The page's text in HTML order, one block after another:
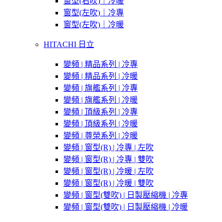
窗型(左吹)｜冷專
窗型(左吹)｜冷暖
HITACHI 日立
變頻 | 精品系列 | 冷專
變頻 | 精品系列 | 冷暖
變頻 | 旗艦系列 | 冷專
變頻 | 旗艦系列 | 冷暖
變頻 | 頂級系列 | 冷專
變頻 | 頂級系列 | 冷暖
變頻 | 尊榮系列 | 冷暖
變頻 | 窗型(R) | 冷專 | 左吹
變頻 | 窗型(R) | 冷專 | 雙吹
變頻 | 窗型(R) | 冷暖 | 左吹
變頻 | 窗型(R) | 冷暖 | 雙吹
變頻 | 窗型(雙吹) | 日製壓縮機 | 冷專
變頻 | 窗型(雙吹) | 日製壓縮機 | 冷暖